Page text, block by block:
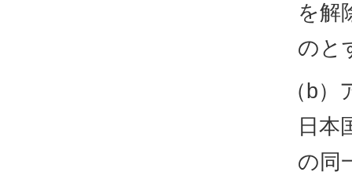
を解
のと
（b
日本
の同